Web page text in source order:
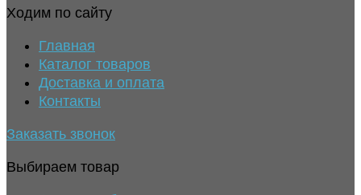
Ходим по сайту
Главная
Каталог товаров
Доставка и оплата
Контакты
Заказать звонок
Выбираем товар